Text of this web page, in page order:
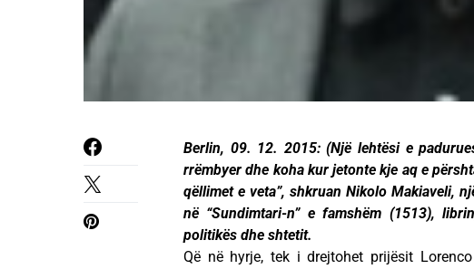
Berlin, 09. 12. 2015: (Një lehtësi e
rrëmbyer dhe koha kur jetonte kje aq e
qëllimet e veta”, shkruan Nikolo Makiaveli,
në “Sundimtari-n” e famshëm (1513),
politikës dhe shtetit.
Që në hyrje, tek i drejtohet prijësit